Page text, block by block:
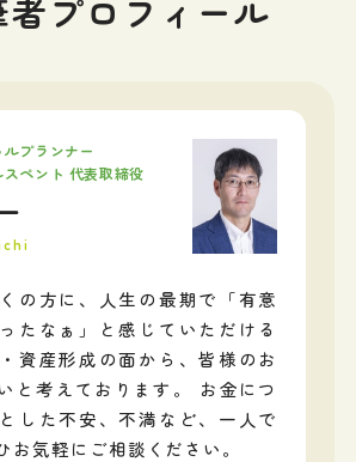
者プロフィール
プランナー
ペント 代表取締役
の方に、人生の最期で「有意
たなぁ」と感じていただける
資産形成の面から、皆様のお
と考えております。 お金につ
した不安、不満など、一人で
お気軽にご相談ください。